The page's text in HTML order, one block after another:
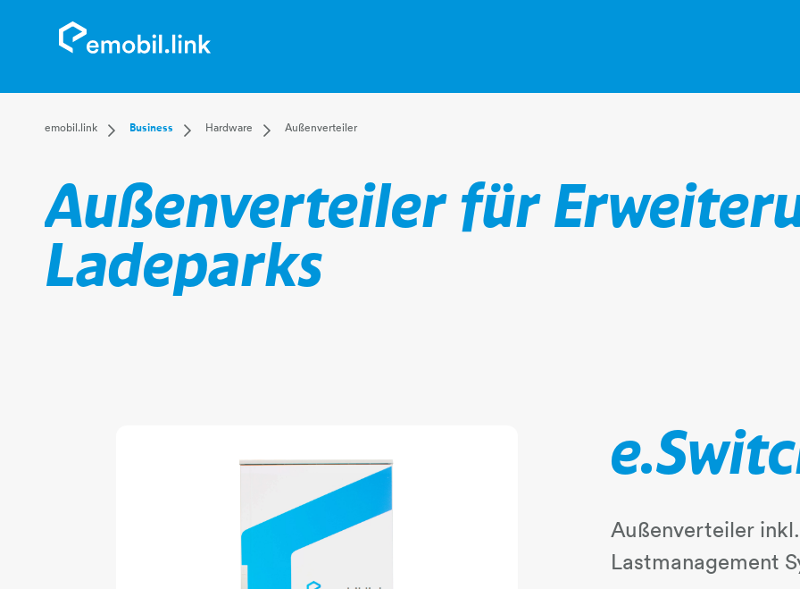
emobil.link
Dropdown emobil.link
Über uns
Business
Dropdown Business
Betrieb & Service
Kontakt
Hardware
Dropdown Hardware
Firmenlösungen
Öffentliche Ladestationen
Außenverteiler
Außenverteiler für
Ladeparks
Außenverteiler
Lastmanagement